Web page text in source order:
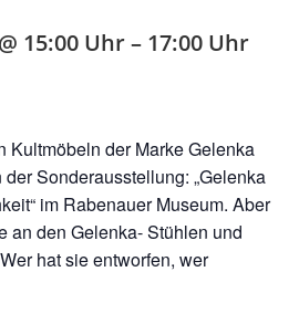
15:00 Uhr– 17:00 Uhr
Kultmöbeln der Marke Gelenka
Sonderausstellung: „Gelenka
im Rabenauer Museum. Aber
an den Gelenka- Stühlen und
hat sie entworfen, wer